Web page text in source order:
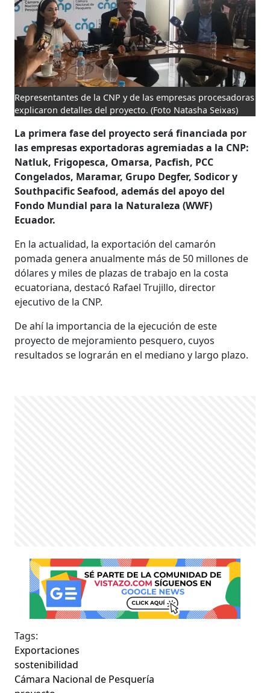
Representantes de la CNP y de las empresas procesadoras
explicaron detalles del proyecto. (Foto Natasha Seixas)
La primera fase del proyecto será financiada por
las empresas exportadoras agremiadas a la CNP:
Natluk, Frigopesca, Omarsa, Pacfish, PCC
Congelados, Maramar, Grupo Degfer, Sodicor y
Southpacific Seafood, además del apoyo del
Fondo Mundial para la Naturaleza (WWF)
Ecuador.
En la actualidad, la exportación del camarón
pomada genera anualmente más de 50 millones de
dólares y miles de plazas de trabajo en la costa
ecuatoriana, destacó Rafael Trujillo, director
ejecutivo de la CNP.
De ahí la importancia de la ejecución de este
proyecto de mejoramiento pesquero, cuyos
resultados se lograrán en el mediano y largo plazo.
Tags:
Exportaciones
sostenibilidad
Cámara Nacional de Pesquería